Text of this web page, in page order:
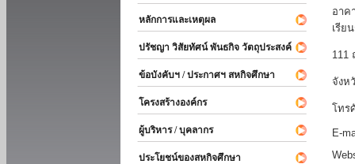
หลักการและเหตุผล
ปรัชญา วิสัยทัศน์ พันธกิจ วัตถุประสงค์
ข้อบังคับฯ / ประกาศฯ สหกิจศึกษา
โครงสร้างองค์กร
ผู้บริหาร / บุคลากร
ประโยชน์ของสหกิจศึกษา
อาค
เรีย
111
จังห
โทร
E-